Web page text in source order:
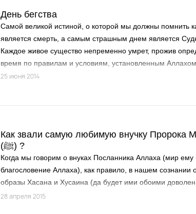
День бегства
Самой великой истиной, о которой мы должны помнить
является смерть, а самым страшным днем является
Каждое живое существо непременно умрет, прожив
время по правилам и условиям, установленным
является для людей переходом из тленного мира в
25 июня 2014
Как звали самую любимую внучку Пророка
(ﷺ) ?
Когда мы говорим о внуках Посланника Аллаха (мир ему
благословение Аллаха), как правило, в нашем сознании
образы Хасана и Хусаина (да будет ими обоими
Однако у Благословенного Пророка было не двое, а
28 апреля 2015